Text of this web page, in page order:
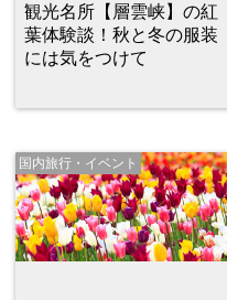
観光名所【層雲峡】の紅
葉体験談！秋と冬の服装
には気をつけて
国内旅行・イベント